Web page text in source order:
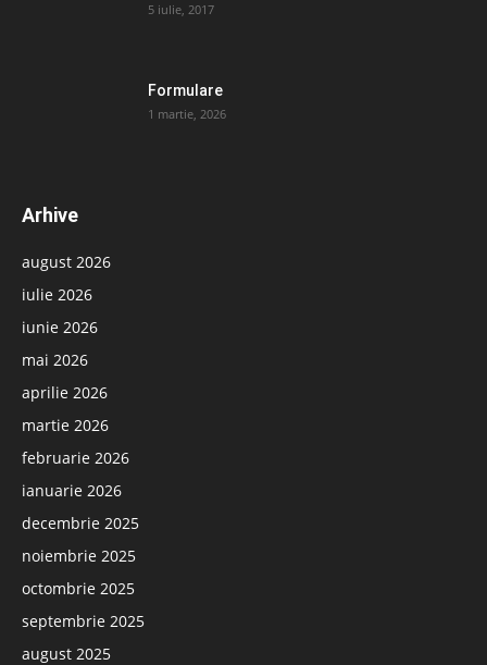
5 iulie, 2017
Formulare
1 martie, 2026
Arhive
august 2026
iulie 2026
iunie 2026
mai 2026
aprilie 2026
martie 2026
februarie 2026
ianuarie 2026
decembrie 2025
noiembrie 2025
octombrie 2025
septembrie 2025
august 2025